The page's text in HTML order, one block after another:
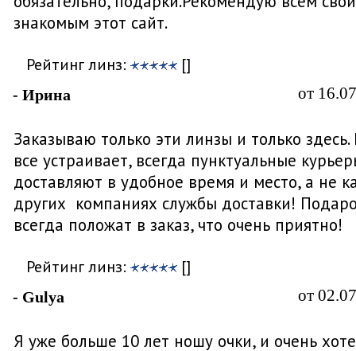
знакомым этот сайт.
Рейтинг линз: []
- Ирина от
Заказываю только эти линзы и только
все устраивает, всегда пунктуальные
доставляют в удобное время и место, а не
других компаниях службы доставки!
всегда положат в заказ, что очень приятно!
Рейтинг линз: []
- Gulya от
Я уже больше 10 лет ношу очки, и очень